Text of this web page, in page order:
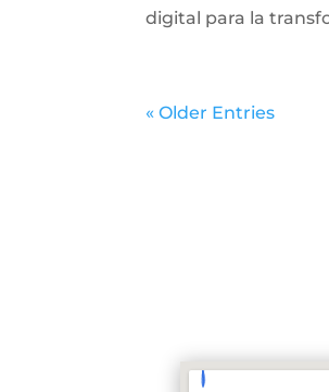
digital para la
« Older Entries